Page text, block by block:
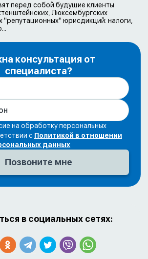
перед собой будущие клиенты
Люксембургских
"репутационных" юрисдикций: налоги,
консультация от
специалиста?
на обработку персональных
с Политикой в отношении
данных
в социальных сетях: